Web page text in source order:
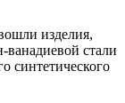
изделия,
стали
синтетического